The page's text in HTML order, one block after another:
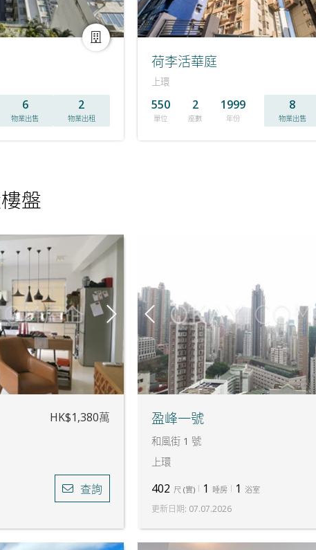
6
物業出售
2
物業出租
荷李活華庭
上環
550
單位
2
座數
1999
年份
8
物業出售
盤
HK$1,380萬
查詢
盈峰一號
和風街 1 號
上環
402 尺 (實) 1 睡房 1 浴室
更新日期: 07.07.2026